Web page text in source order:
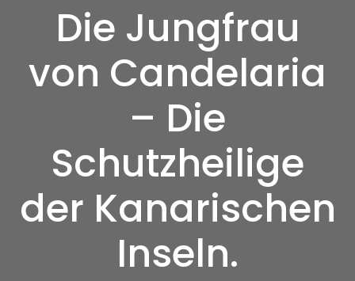
Die Jungfrau
von Candelaria
– Die
Schutzheilige
der Kanarischen
Inseln.